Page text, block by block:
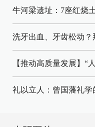
牛河梁遗址：7座红烧
洗牙出血、牙齿松动？
【推动高质量发展】“
礼以立人：曾国藩礼